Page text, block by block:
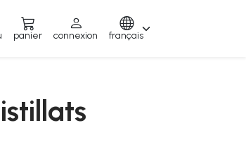
panier connexion français